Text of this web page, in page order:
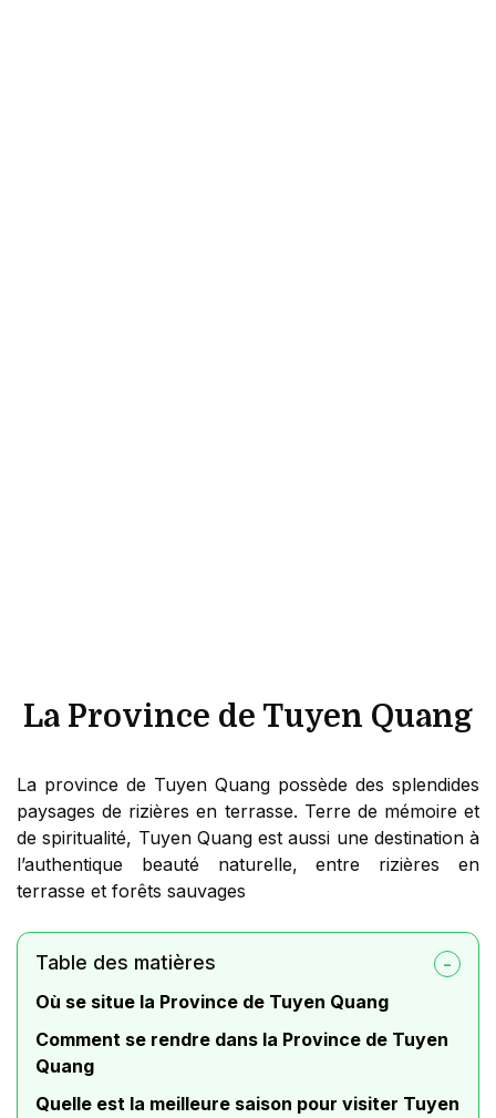
La Province de Tuyen Quang
La province de Tuyen Quang possède des splendides
paysages de rizières en terrasse. Terre de mémoire et
de spiritualité, Tuyen Quang est aussi une destination à
l’authentique beauté naturelle, entre rizières en
terrasse et forêts sauvages
Table des matières
Où se situe la Province de Tuyen Quang
Comment se rendre dans la Province de Tuyen
Quang
Quelle est la meilleure saison pour visiter Tuyen